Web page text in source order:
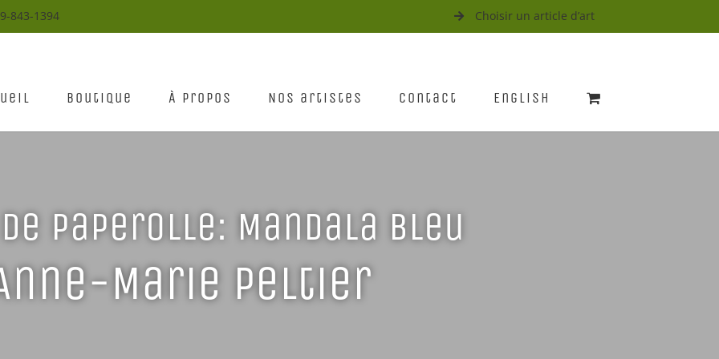
843-1394 Choisir un article d’art
Boutique À propos Nos artistes Contact English
paperolle: Mandala bleu
Marie Peltier